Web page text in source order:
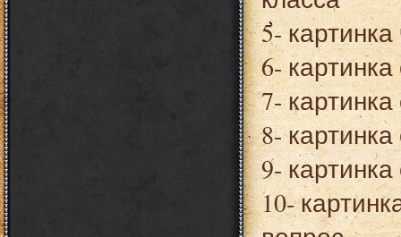
5-
6-
7-
8-
9-
10-